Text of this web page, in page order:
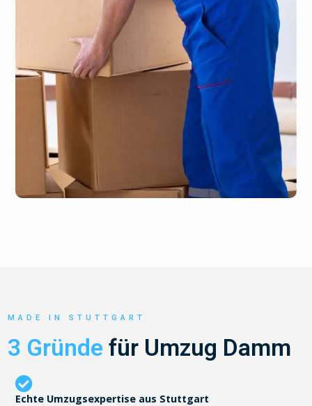
MADE IN STUTTGART
3 Gründe für Umzug Damm
Echte Umzugsexpertise aus Stuttgart